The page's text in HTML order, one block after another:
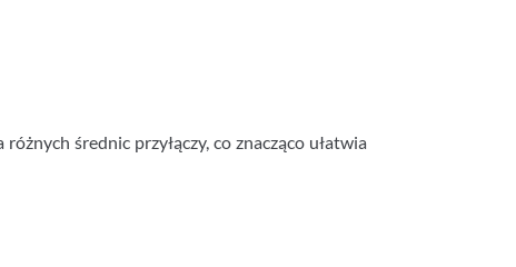
średnic przyłączy, co znacząco ułatwia